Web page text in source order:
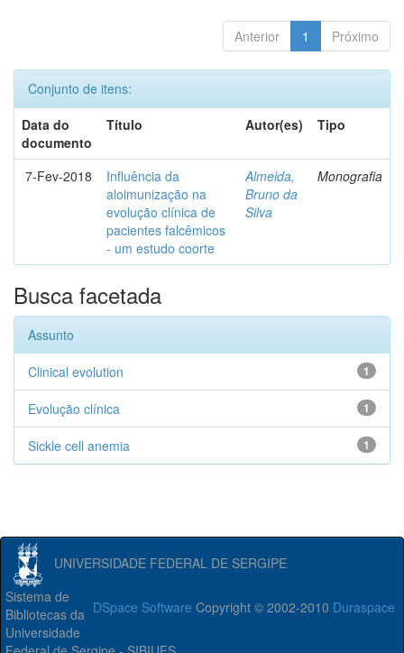
Anterior 1 Próximo
Conjunto de itens:
Data do
documento
Título Autor(es) Tipo
7-Fev-2018
Influência da
aloimunização na
evolução clínica de
pacientes falcêmicos
- um estudo coorte
Almeida,
Bruno da
Silva
Monografia
Busca facetada
Assunto
1
Clinical evolution
1
Evolução clínica
1
Sickle cell anemia
UNIVERSIDADE FEDERAL DE SERGIPE
DSpace Software Copyright © 2002-2010 Duraspace
Sistema de
Bibliotecas da
Universidade